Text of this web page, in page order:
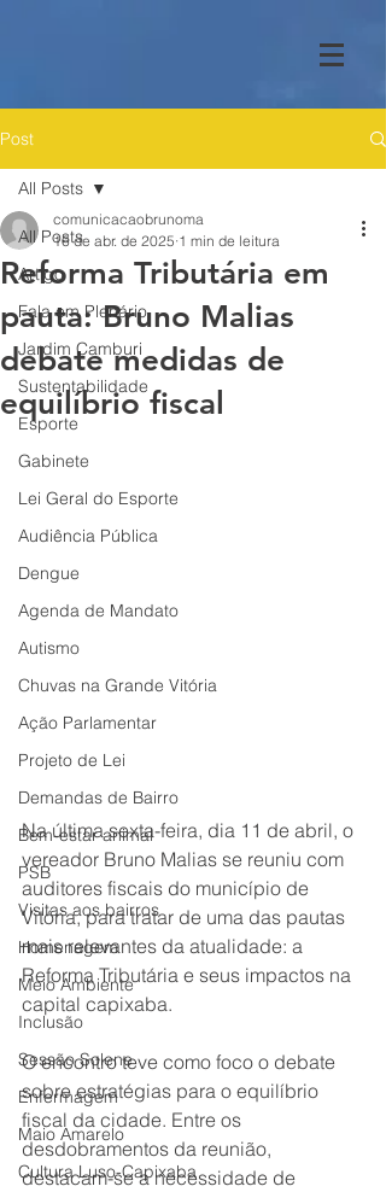
Post
All Posts
Artigo
Fala em Plenário
Jardim Camburi
Sustentabilidade
Esporte
Gabinete
Lei Geral do Esporte
Audiência Pública
Dengue
Agenda de Mandato
Autismo
Chuvas na Grande Vitória
Ação Parlamentar
Projeto de Lei
Demandas de Bairro
Bem-estar animal
PSB
Visitas aos bairros
Homenagem
Meio Ambiente
Inclusão
Sessão Solene
Enfermagem
Maio Amarelo
Cultura Luso-Capixaba
All Posts
Reforma Tributária em
pauta: Bruno Malias
debate medidas de
equilíbrio fiscal
comunicacaobrunoma
16 de abr. de 2025 1 min de leitura
Na última sexta-feira, dia 11 de abril, o
vereador Bruno Malias se reuniu com
auditores fiscais do município de
Vitória, para tratar de uma das pautas
mais relevantes da atualidade: a
Reforma Tributária e seus impactos na
capital capixaba.
O encontro teve como foco o debate
sobre estratégias para o equilíbrio
fiscal da cidade. Entre os
desdobramentos da reunião,
destacam-se a necessidade de